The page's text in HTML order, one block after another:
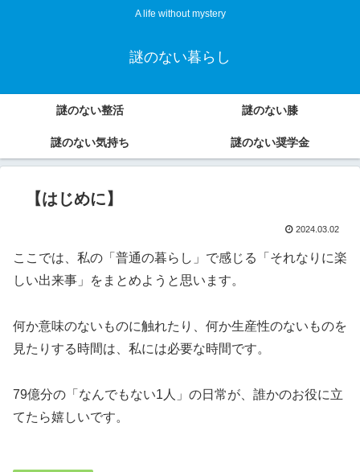
A life without mystery
謎のない暮らし
謎のない整活 謎のない膝
謎のない気持ち 謎のない奨学金
【はじめに】
2024.03.02
ここでは、私の「普通の暮らし」で感じる「それなりに楽
しい出来事」をまとめようと思います。
何か意味のないものに触れたり、何か生産性のないものを
見たりする時間は、私には必要な時間です。
79億分の「なんでもない1人」の日常が、誰かのお役に立
てたら嬉しいです。